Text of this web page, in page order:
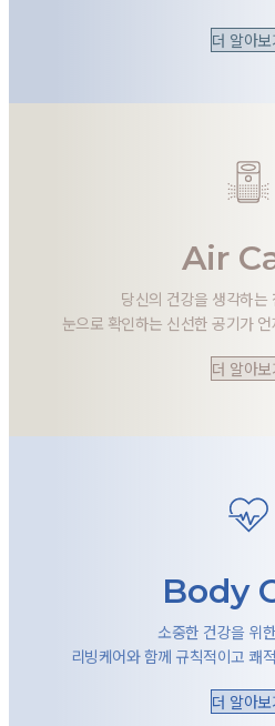
더 알아보
Air
당신의 건강을 생각하는
눈으로 확인하는 신선한 공기가
더 알아보
Body
소중한 건강을 위
리빙케어와 함께 규칙적이고 쾌
더 알아보